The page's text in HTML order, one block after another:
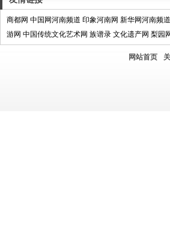
商都网 中国网河南频道 印象河南网 新华网河南频道
游网 中国传统文化艺术网 族谱录 文化遗产网 梨园
网站首页